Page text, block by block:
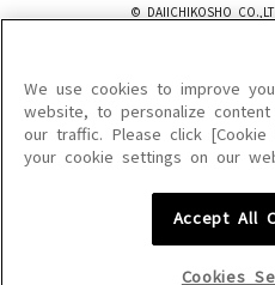
© DAIICHIKOSHO
このサイトに掲載されている一切の文章・
を問わず、著作権法の定める範囲を超えて
を禁じます。
楽曲及びコンテンツは、機種によりご利用
楽曲及びコンテンツの配信日、配信内容が
We use cookies to improve
website, to personalize
our traffic. Please click [Cookie
your cookie settings on our
Accept All
Cookies